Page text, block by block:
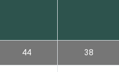
44 38